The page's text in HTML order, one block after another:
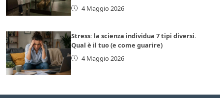
4 Maggio 2026
Stress: la scienza individua 7 tipi diversi.
Qual è il tuo (e come guarire)
4 Maggio 2026